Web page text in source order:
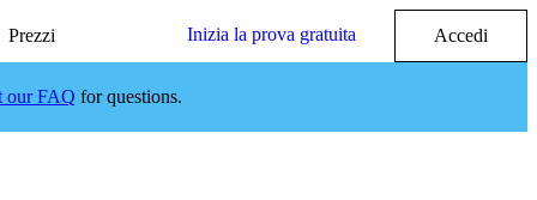
Prezzi Inizia la prova gratuita Accedi
our FAQ for questions.